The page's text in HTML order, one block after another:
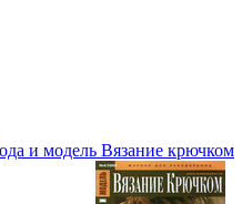
и модель Вязание крючком